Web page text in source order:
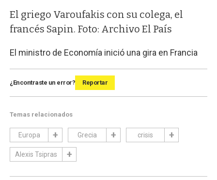
El griego Varoufakis con su colega, el
francés Sapin. Foto: Archivo El País
El ministro de Economía inició una gira en Francia
¿Encontraste un error? Reportar
Temas relacionados
Europa Grecia crisis
Alexis Tsipras